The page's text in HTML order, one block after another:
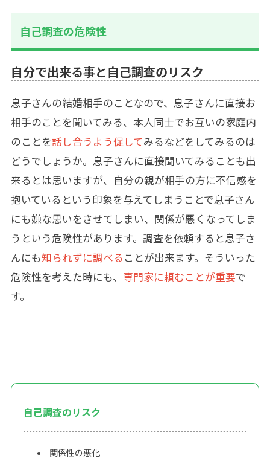
自己調査の危険性
自分で出来る事と自己調査のリスク
息子さんの結婚相手のことなので、息子さんに直接お
相手のことを聞いてみる、本人同士でお互いの家庭内
のことを話し合うよう促してみるなどをしてみるのは
どうでしょうか。息子さんに直接聞いてみることも出
来るとは思いますが、自分の親が相手の方に不信感を
抱いているという印象を与えてしまうことで息子さん
にも嫌な思いをさせてしまい、関係が悪くなってしま
うという危険性があります。調査を依頼すると息子さ
んにも知られずに調べる ことが出来ます。そういった
危険性を考えた時にも、 専門家に頼むことが重要で
す。
自己調査のリスク
関係性の悪化